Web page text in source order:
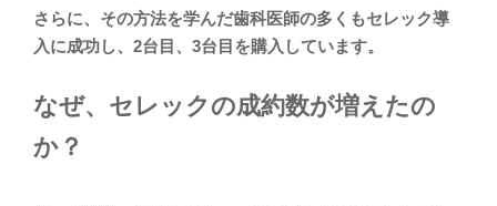
さらに、その方法を学んだ歯科医師の多くもセレック導
入に成功し、2台目、3台目を購入しています。
なぜ、セレックの成約数が増えたの
か？